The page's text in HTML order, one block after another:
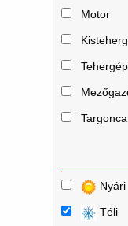
Motor
Targonca
Nyári
Téli